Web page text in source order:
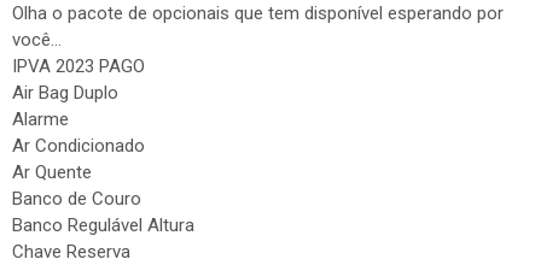
Olha o pacote de opcionais que tem disponível esperando por
você...
IPVA 2023 PAGO
Air Bag Duplo
Alarme
Ar Condicionado
Ar Quente
Banco de Couro
Banco Regulável Altura
Chave Reserva